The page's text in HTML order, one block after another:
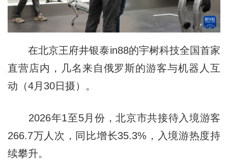
在北京王府井银泰in88的宇树科技全国首家
直营店内，几名来自俄罗斯的游客与机器人互
动（4月30日摄）。
2026年1至5月份，北京市共接待入境游客
266.7万人次，同比增长35.3%，入境游热度持
续攀升。